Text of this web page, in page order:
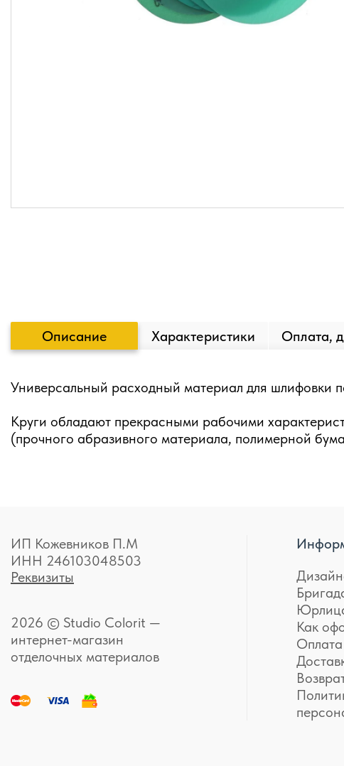
Описание Характеристики Оплата,
Универсальный расходный материал для шлифовки
Круги обладают прекрасными рабочими
(прочного абразивного материала, полимерной
ИП Кожевников П.М
ИНН 246103048503
Реквизиты
2026 © Studio Colorit —
интернет-магазин
отделочных материалов
Как
Оплата